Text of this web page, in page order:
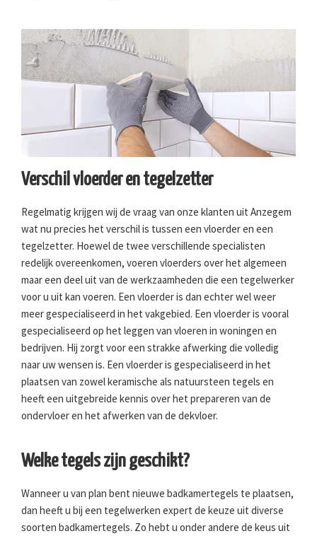
Verschil vloerder en tegelzetter
Regelmatig krijgen wij de vraag van onze klanten uit Anzegem
wat nu precies het verschil is tussen een vloerder en een
tegelzetter. Hoewel de twee verschillende specialisten
redelijk overeenkomen, voeren vloerders over het algemeen
maar een deel uit van de werkzaamheden die een tegelwerker
voor u uit kan voeren. Een vloerder is dan echter wel weer
meer gespecialiseerd in het vakgebied. Een vloerder is vooral
gespecialiseerd op het leggen van vloeren in woningen en
bedrijven. Hij zorgt voor een strakke afwerking die volledig
naar uw wensen is. Een vloerder is gespecialiseerd in het
plaatsen van zowel keramische als natuursteen tegels en
heeft een uitgebreide kennis over het prepareren van de
ondervloer en het afwerken van de dekvloer.
Welke tegels zijn geschikt?
Wanneer u van plan bent nieuwe badkamertegels te plaatsen,
dan heeft u bij een tegelwerken expert de keuze uit diverse
soorten badkamertegels. Zo hebt u onder andere de keus uit